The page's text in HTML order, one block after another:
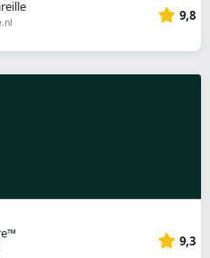
9,8
9,3